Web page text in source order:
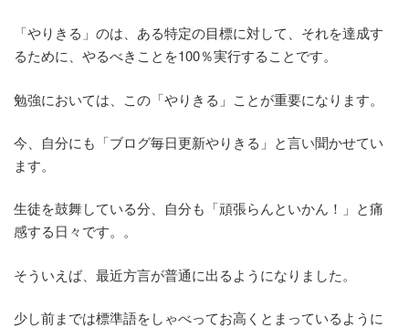
「やりきる」のは、ある特定の目標に対して、それを達成す
るために、やるべきことを100％実行することです。
勉強においては、この「やりきる」ことが重要になります。
今、自分にも「ブログ毎日更新やりきる」と言い聞かせてい
ます。
生徒を鼓舞している分、自分も「頑張らんといかん！」と痛
感する日々です。。
そういえば、最近方言が普通に出るようになりました。
少し前までは標準語をしゃべってお高くとまっているように